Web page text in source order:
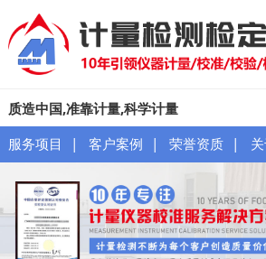
质造中国,准靠计量,科学计量
服务项目 | 客户案例 | 荣誉资质 |